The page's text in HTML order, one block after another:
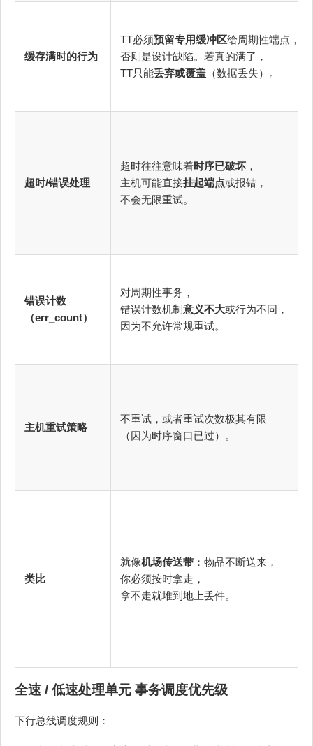
缓存满时的行为
TT必须预留专用缓冲区给周期性端点，
否则是设计缺陷。若真的满了，
TT只能丢弃或覆盖 （数据丢失）。
超时/错误处理
超时往往意味着时序已破坏 ，
主机可能直接挂起端点或报错，
不会无限重试。
错误计数
（err_count）
对周期性事务，
错误计数机制 意义不大或行为不同，
因为不允许常规重试。
主机重试策略
不重试，或者重试次数极其有限
（因为时序窗口已过）。
类比
就像机场传送带 ：物品不断送来，
你必须按时拿走，
拿不走就堆到地上丢件。
全速 / 低速处理单元 事务调度优先级
下行总线调度规则：